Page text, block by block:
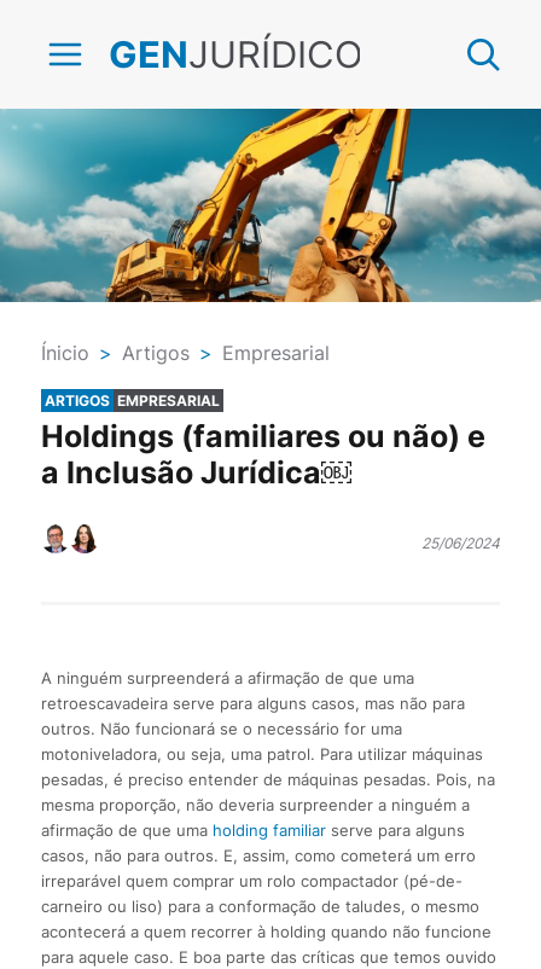
GENJURÍDICO
Ínicio > Artigos > Empresarial
ARTIGOS EMPRESARIAL
Holdings (familiares ou não) e
a Inclusão Jurídica￼
25/06/2024
A ninguém surpreenderá a afirmação de que uma
retroescavadeira serve para alguns casos, mas não para
outros. Não funcionará se o necessário for uma
motoniveladora, ou seja, uma patrol. Para utilizar máquinas
pesadas, é preciso entender de máquinas pesadas. Pois, na
mesma proporção, não deveria surpreender a ninguém a
afirmação de que uma holding familiarserve para alguns
casos, não para outros. E, assim, como cometerá um erro
irreparável quem comprar um rolo compactador (pé-de-
carneiro ou liso) para a conformação de taludes, o mesmo
acontecerá a quem recorrer à holding quando não funcione
para aquele caso. E boa parte das críticas que temos ouvido